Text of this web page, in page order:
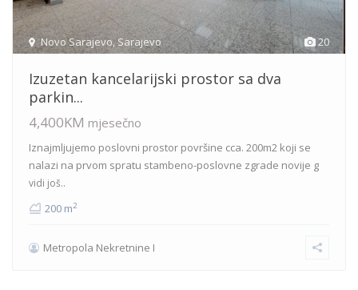
20
Novo Sarajevo, Sarajevo
Izuzetan kancelarijski prostor sa dva
parkin...
4,400KM mjesečno
Iznajmljujemo poslovni prostor površine cca. 200m2 koji se
nalazi na prvom spratu stambeno-poslovne zgrade novije g
vidi još..
200 m2
Metropola Nekretnine I